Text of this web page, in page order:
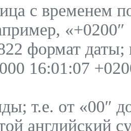
с временем
«+0200″
формат
16:01:07
т.е. от «00″
английский